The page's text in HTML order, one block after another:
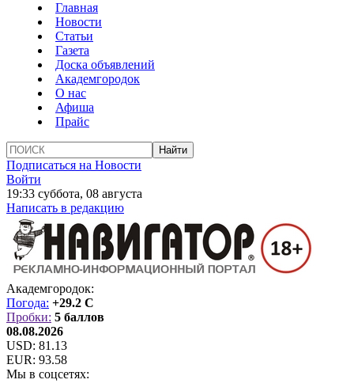
Главная
Новости
Статьи
Газета
Доска объявлений
Академгородок
О нас
Афиша
Прайс
Подписаться на Новости
Войти
19:33 суббота, 08 августа
Написать в редакцию
Академгородок:
Погода: +29.2 C
Пробки: 5 баллов
08.08.2026
USD: 81.13
EUR: 93.58
Мы в соцсетях: